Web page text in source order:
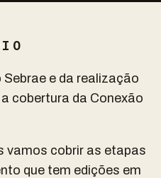
e da realização
cobertura da Conexão
vamos cobrir as etapas
que tem edições em